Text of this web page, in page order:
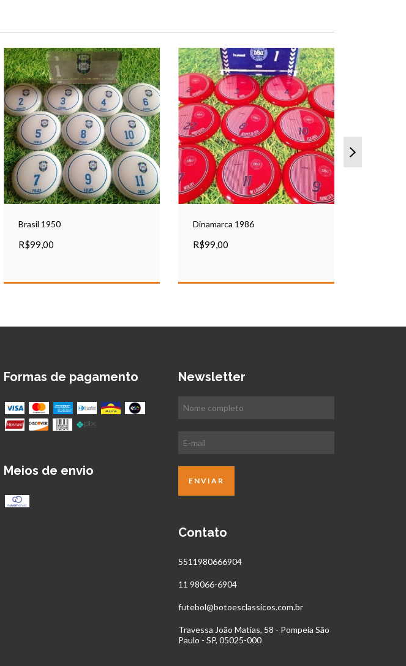
Brasil 1950
R$99,00
Dinamarca 1986
R$99,00
Formas de pagamento
Meios de envio
Newsletter
Contato
5511980666904
11 98066-6904
futebol@botoesclassicos.com.br
Travessa João Matias, 58 - Pompeia São
Paulo - SP, 05025-000